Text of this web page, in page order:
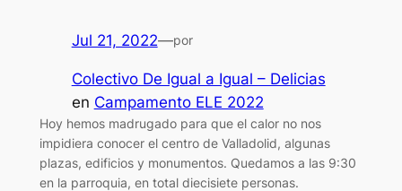
Jul 21, 2022—por
Colectivo De Igual a Igual – Delicias
en Campamento ELE 2022
Hoy hemos madrugado para que el calor no nos
impidiera conocer el centro de Valladolid, algunas
plazas, edificios y monumentos. Quedamos a las 9:30
en la parroquia, en total diecisiete personas.